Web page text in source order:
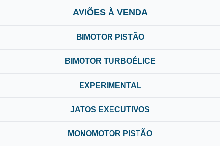
AVIÕES À VENDA
BIMOTOR PISTÃO
BIMOTOR TURBOÉLICE
EXPERIMENTAL
JATOS EXECUTIVOS
MONOMOTOR PISTÃO